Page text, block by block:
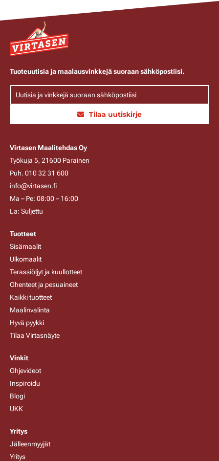
Tuoteuutisia ja maalausvinkkejä suoraan sähköpostiisi.
Tilaa uutiskirje
Virtasen Maalitehdas Oy
Työkuja 5, 21600 Parainen
Puh. 010 32 31 600
info@virtasen.fi
Ma – Pe: 08:00 – 16:00
La: Suljettu
Tuotteet
Sisämaalit
Ulkomaalit
Terassiöljyt ja kuullotteet
Ohenteet ja pesuaineet
Kaikki tuotteet
Maalinvalinta
Hyvä pyykki
Tilaa Virtasnäyte
Vinkit
Ohjevideot
Inspiroidu
Blogi
UKK
Yritys
Jälleenmyyjät
Yritys